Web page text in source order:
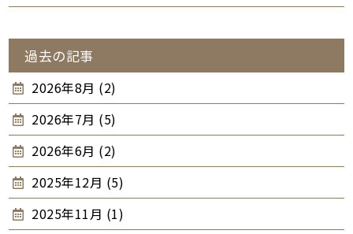
過去の記事
2026年8月 (2)
2026年7月 (5)
2026年6月 (2)
2025年12月 (5)
2025年11月 (1)